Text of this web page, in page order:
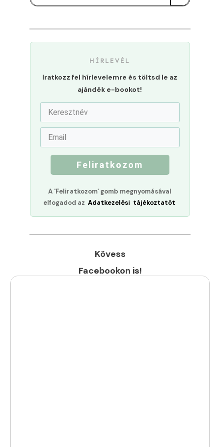
HÍRLEVÉL
Iratkozz fel hírlevelemre és töltsd le az
ajándék e-bookot!
Feliratkozom
A 'Feliratkozom' gomb megnyomásával
elfogadod az Adatkezelési tájékoztatót
Kövess
Facebookon is!